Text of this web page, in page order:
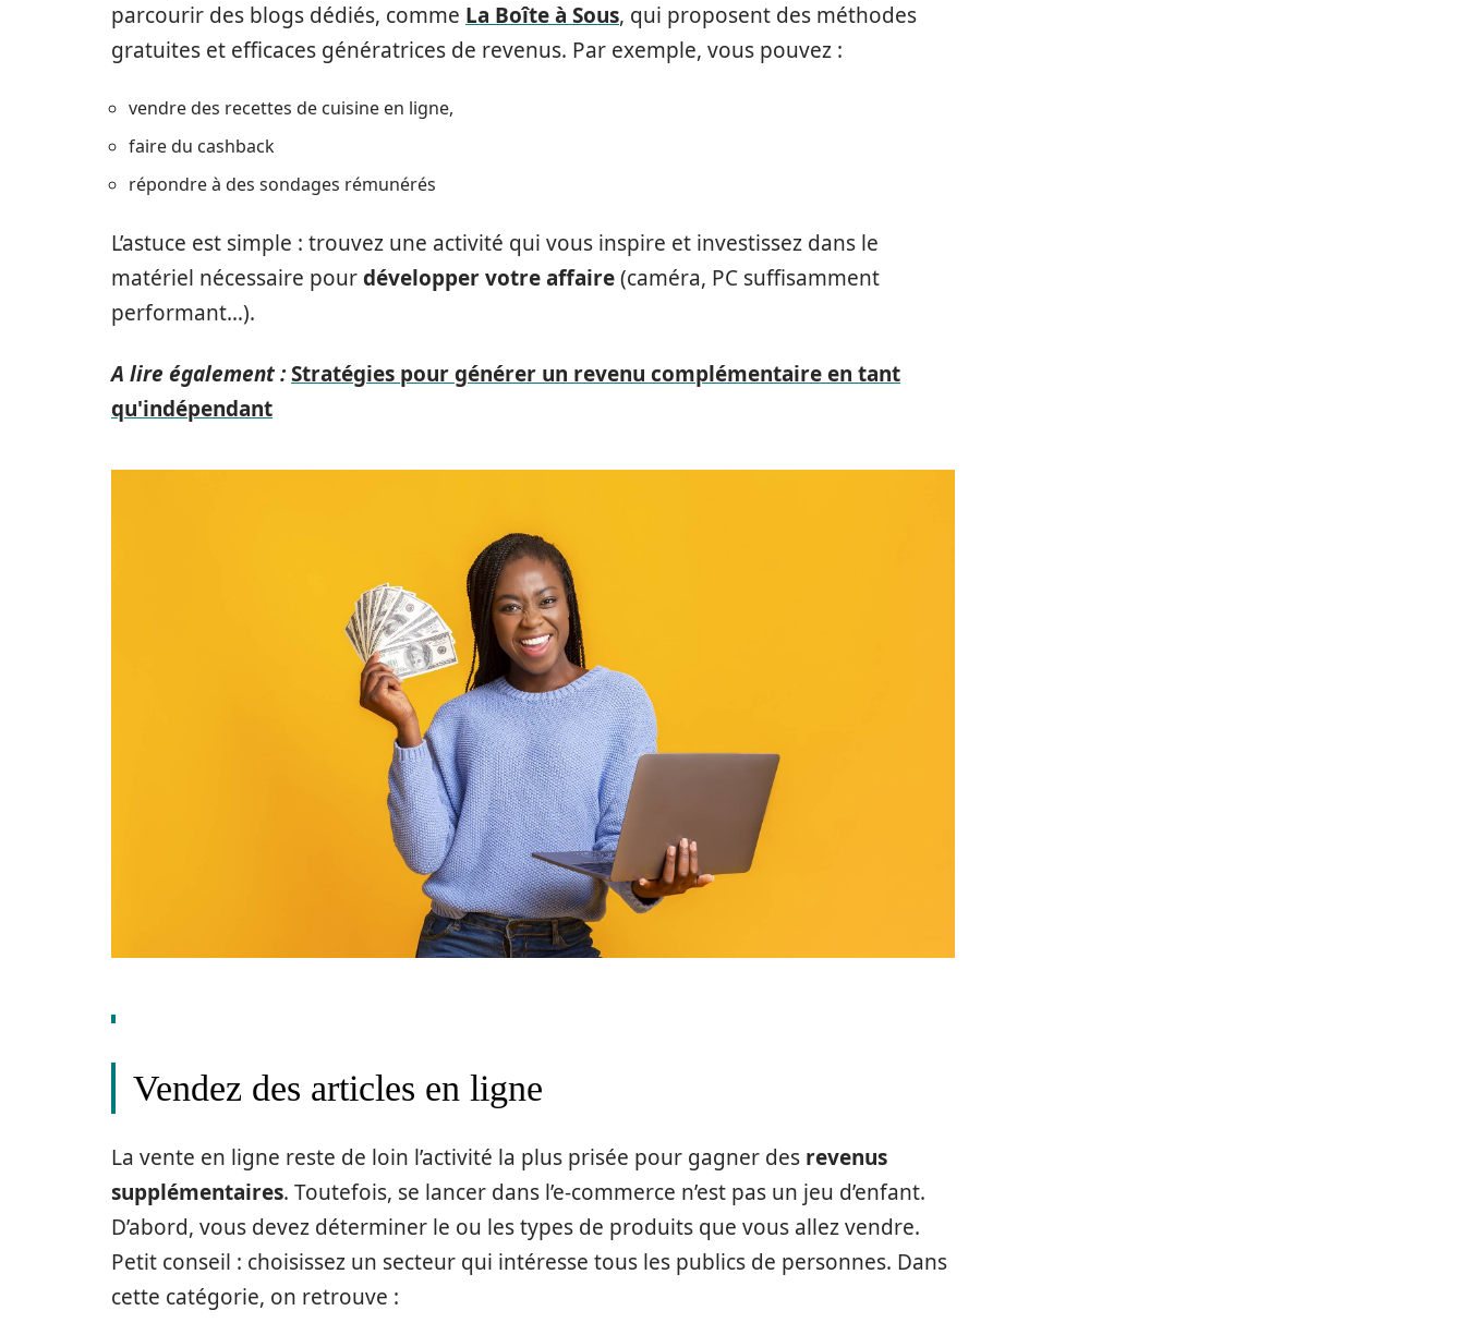
parcourir des blogs dédiés, comme La Boîte à Sous, qui proposent des méthodes
gratuites et efficaces génératrices de revenus. Par exemple, vous pouvez :
vendre des recettes de cuisine en ligne,
faire du cashback
répondre à des sondages rémunérés
L’astuce est simple : trouvez une activité qui vous inspire et investissez dans le
matériel nécessaire pourdévelopper votre affaire(caméra, PC suffisamment
performant…).
A lire également :Stratégies pour générer un revenu complémentaire en tant
qu'indépendant
Vendez des articles en ligne
La vente en ligne reste de loin l’activité la plus prisée pour gagner des revenus
supplémentaires. Toutefois, se lancer dans l’e-commerce n’est pas un jeu d’enfant.
D’abord, vous devez déterminer le ou les types de produits que vous allez vendre.
Petit conseil : choisissez un secteur qui intéresse tous les publics de personnes. Dans
cette catégorie, on retrouve :